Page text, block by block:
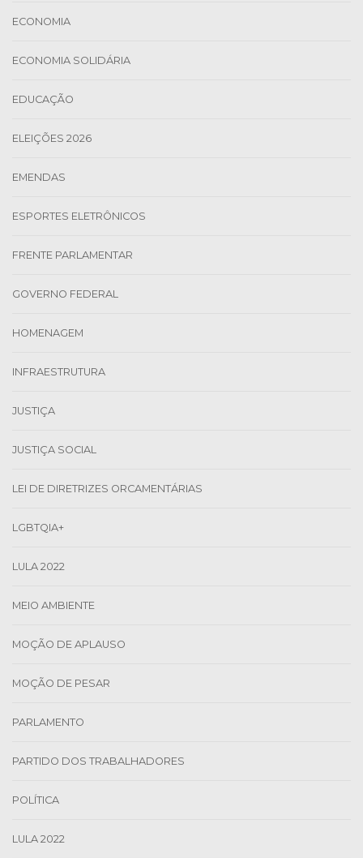
ECONOMIA
ECONOMIA SOLIDÁRIA
EDUCAÇÃO
ELEIÇÕES 2026
EMENDAS
ESPORTES ELETRÔNICOS
FRENTE PARLAMENTAR
GOVERNO FEDERAL
HOMENAGEM
INFRAESTRUTURA
JUSTIÇA
JUSTIÇA SOCIAL
LEI DE DIRETRIZES ORCAMENTÁRIAS
LGBTQIA+
LULA 2022
MEIO AMBIENTE
MOÇÃO DE APLAUSO
MOÇÃO DE PESAR
PARLAMENTO
PARTIDO DOS TRABALHADORES
POLÍTICA
LULA 2022